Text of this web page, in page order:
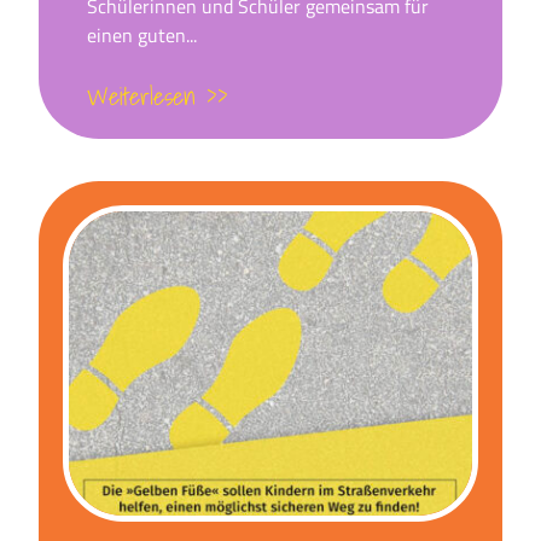
einen guten...
Weiterlesen >>